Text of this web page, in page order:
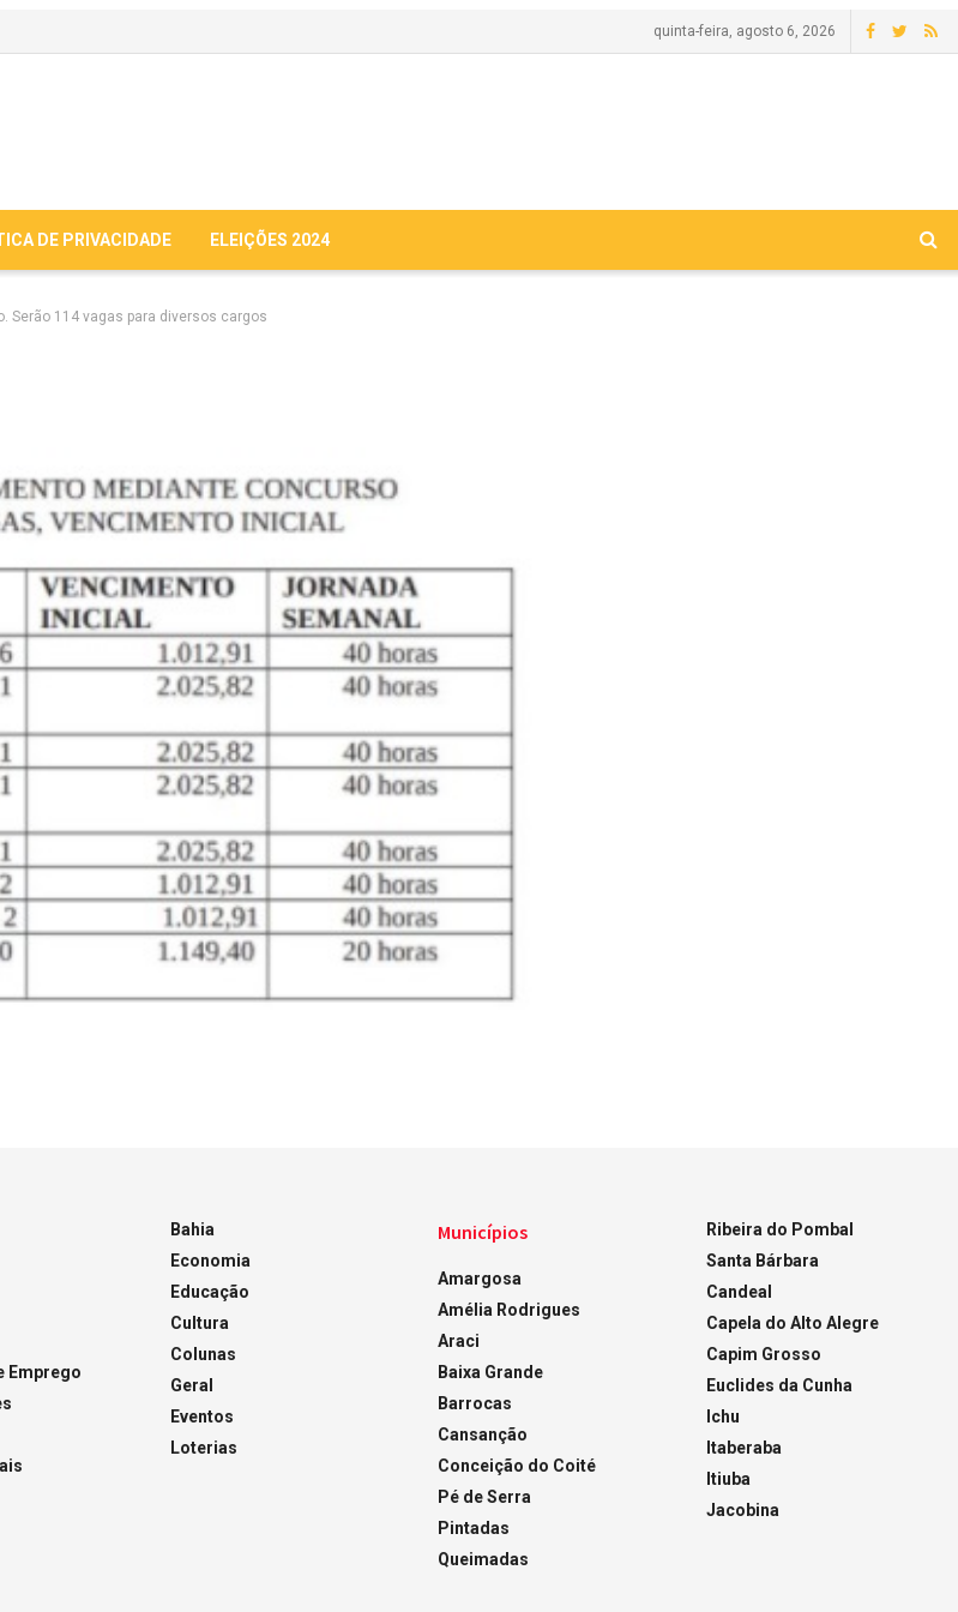
quinta-feira, agosto 6, 2026
DE PRIVACIDADE ELEIÇÕES 2024
Serão 114 vagas para diversos cargos
Emprego
Bahia
Economia
Educação
Cultura
Colunas
Geral
Eventos
Loterias
Municípios
Amargosa
Amélia Rodrigues
Araci
Baixa Grande
Barrocas
Cansanção
Conceição do Coité
Pé de Serra
Pintadas
Queimadas
Ribeira do Pombal
Santa Bárbara
Candeal
Capela do Alto Alegre
Capim Grosso
Euclides da Cunha
Ichu
Itaberaba
Itiuba
Jacobina